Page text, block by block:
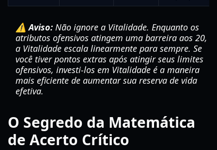
⚠️ Aviso: Não ignore a Vitalidade. Enquanto os
atributos ofensivos atingem uma barreira aos 20,
a Vitalidade escala linearmente para sempre. Se
você tiver pontos extras após atingir seus limites
ofensivos, investi-los em Vitalidade é a maneira
mais eficiente de aumentar sua reserva de vida
efetiva.
O Segredo da Matemática
de Acerto Crítico